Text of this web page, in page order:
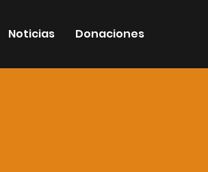
Noticias Donaciones